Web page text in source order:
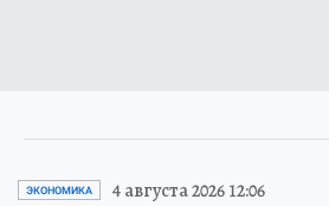
ЭКОНОМИКА 4 августа 2026 12:06